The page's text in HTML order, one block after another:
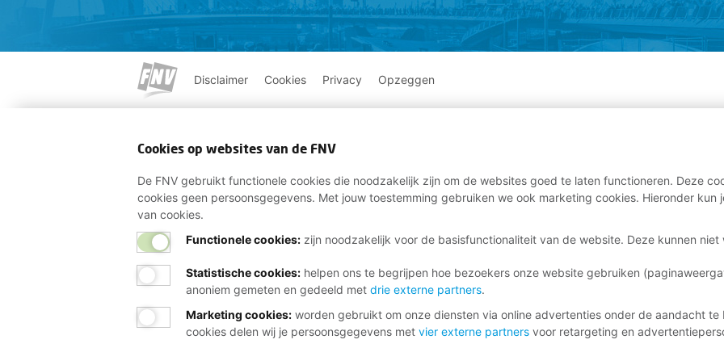
Disclaimer Cookies Privacy Opzeggen
Cookies op websites van de FNV
De FNV gebruikt functionele cookies die noodzakelijk zijn om de websites goed te laten functioneren. Deze
cookies geen persoonsgegevens. Met jouw toestemming gebruiken we ook marketing cookies. Hieronder
van cookies.
Functionele cookies:zijn noodzakelijk voor de basisfunctionaliteit van de website. Deze kunnen niet
Statistische cookies: helpen ons te begrijpen hoe bezoekers onze website gebruiken
anoniem gemeten en gedeeld met drie externe partners.
Marketing cookies: worden gebruikt om onze diensten via online advertenties onder de aandacht
cookies delen wij je persoonsgegevens met vier externe partnersvoor retargeting en